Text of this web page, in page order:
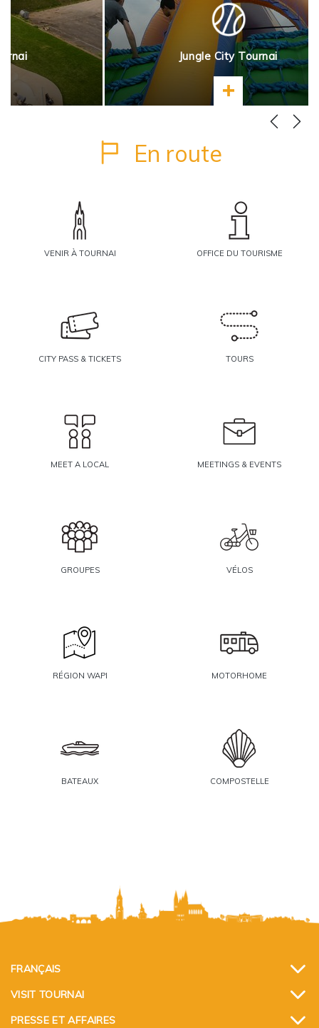
plus
Jungle City Tournai
En savoir plus
En route
VENIR À TOURNAI OFFICE DU TOURISME
CITY PASS & TICKETS TOURS
MEET A LOCAL MEETINGS & EVENTS
GROUPES VÉLOS
RÉGION WAPI MOTORHOME
BATEAUX COMPOSTELLE
FRANÇAIS
VISIT TOURNAI
PRESSE ET AFFAIRES